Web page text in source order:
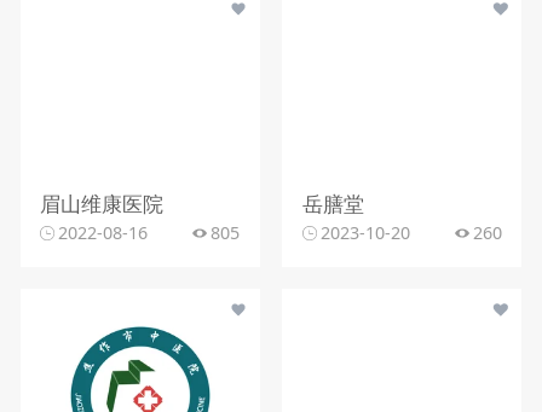
眉山维康医院
2022-08-16 805
岳膳堂
2023-10-20 260